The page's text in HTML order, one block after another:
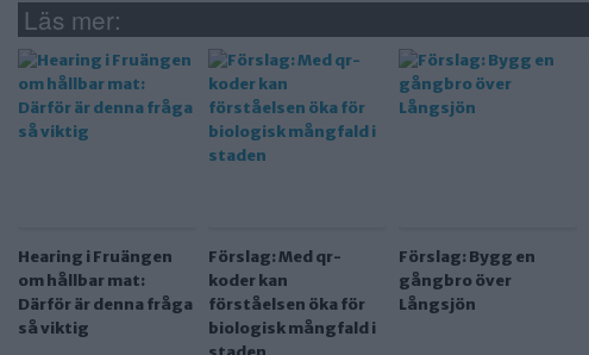
Läs mer:
Hearing i Fruängen
om hållbar mat:
Därför är denna fråga
så viktig
Förslag: Med qr-
koder kan
förståelsen öka för
biologisk mångfald i
Förslag: Bygg en
gångbro över
Långsjön